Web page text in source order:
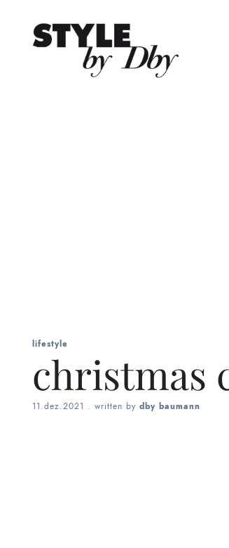
lifestyle
christmas
11.dez.2021 . written by dby baumann